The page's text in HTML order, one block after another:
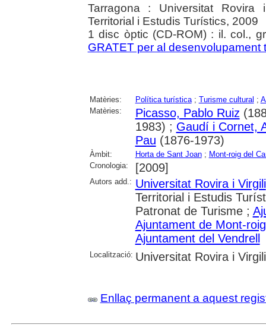
Tarragona : Universitat
Territorial i Estudis Turístics, 2009
1 disc òptic (CD-ROM) : il. col.,
GRATET per al desenvolupament
Matèries: Política turística; Turisme cultural ;
Matèries:
Picasso, Pablo Ruiz
1983) ; Gaudí i Cornet,
Pau (1876-1973)
Àmbit: Horta de Sant Joan; Mont-roig del
Cronologia:
[2009]
Autors add.: Universitat Rovira i Virgili
Territorial i Estudis
Patronat de Turisme ;
Ajuntament de Mont-
Ajuntament del Vendrell
Localització: Universitat Rovira i Virgili
Enllaç permanent a aquest